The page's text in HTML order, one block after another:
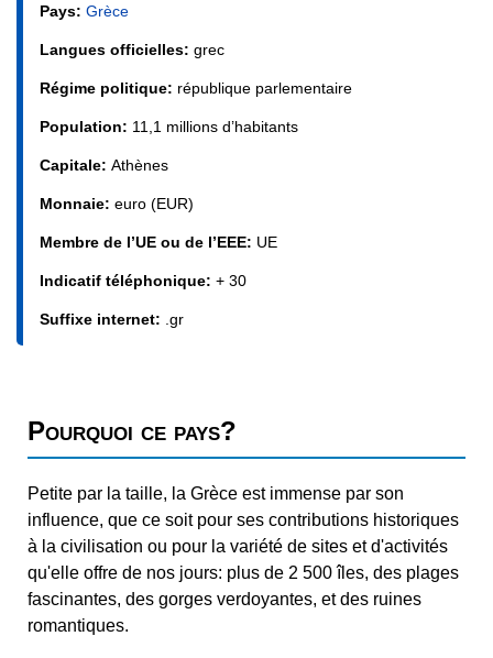
Pays: Grèce
Langues officielles: grec
Régime politique: république parlementaire
Population: 11,1 millions d’habitants
Capitale: Athènes
Monnaie: euro (EUR)
Membre de l’UE ou de l’EEE: UE
Indicatif téléphonique: + 30
Suffixe internet: .gr
Pourquoi ce pays?
Petite par la taille, la Grèce est immense par son
influence, que ce soit pour ses contributions historiques
à la civilisation ou pour la variété de sites et d'activités
qu'elle offre de nos jours: plus de 2 500 îles, des plages
fascinantes, des gorges verdoyantes, et des ruines
romantiques.